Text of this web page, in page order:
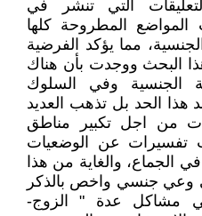
التي تنشر في
المواضع المطروحة كلها
مما يؤكد الفرضية
البحث ووجدت بأن هناك
الجنسية وفي السلوك
هذا الحد بل تذهب العديد
من اجل تكبير مناطق
عن الوضعيات
الجماع، والغاية من هذا
وعي جنسي واخص بالذكر
في مشاكل عدة " الزوج-